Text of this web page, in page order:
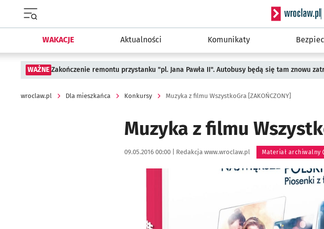
Serwis
WAKACJE Aktualności Komunikaty
WAŻNE Zakończenie remontu przystanku "pl. Jana Pawła II". Autobusy będą się tam znowu
wroclaw.pl Dla mieszkańca Konkursy Muzyka z filmu WszystkoGra [ZAKOŃCZONY]
Muzyka z filmu
Data publikacji:
09.05.2016 00:00 | Autor:
Redakcja www.wroclaw.pl Materiał archiwalny